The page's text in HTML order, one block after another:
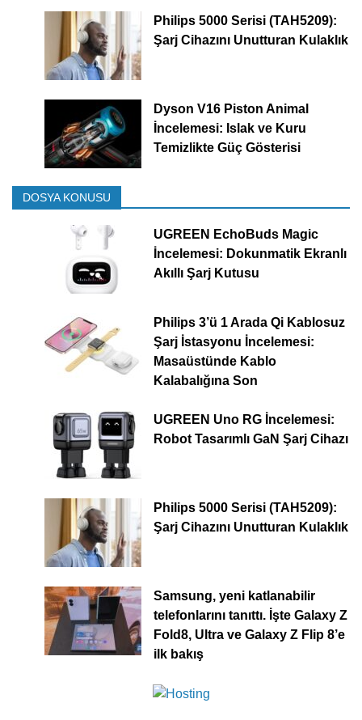
Philips 5000 Serisi (TAH5209):
Şarj Cihazını Unutturan Kulaklık
Dyson V16 Piston Animal
İncelemesi: Islak ve Kuru
Temizlikte Güç Gösterisi
DOSYA KONUSU
UGREEN EchoBuds Magic
İncelemesi: Dokunmatik Ekranlı
Akıllı Şarj Kutusu
Philips 3’ü 1 Arada Qi Kablosuz
Şarj İstasyonu İncelemesi:
Masaüstünde Kablo
Kalabalığına Son
UGREEN Uno RG İncelemesi:
Robot Tasarımlı GaN Şarj Cihazı
Philips 5000 Serisi (TAH5209):
Şarj Cihazını Unutturan Kulaklık
Samsung, yeni katlanabilir
telefonlarını tanıttı. İşte Galaxy Z
Fold8, Ultra ve Galaxy Z Flip 8’e
ilk bakış